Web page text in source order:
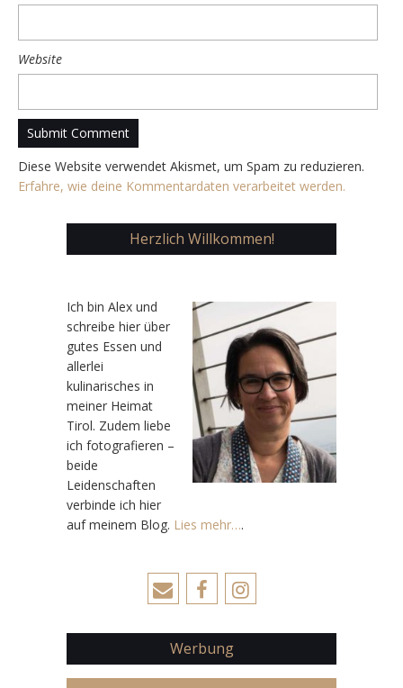
Website
Diese Website verwendet Akismet, um Spam zu reduzieren.
Erfahre, wie deine Kommentardaten verarbeitet werden.
Herzlich Willkommen!
Ich bin Alex und
schreibe hier über
gutes Essen und
allerlei
kulinarisches in
meiner Heimat
Tirol. Zudem liebe
ich fotografieren –
beide
Leidenschaften
verbinde ich hier
auf meinem Blog. Lies mehr….
Werbung